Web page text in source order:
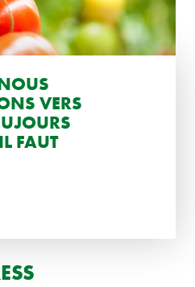
VERS
FAUT